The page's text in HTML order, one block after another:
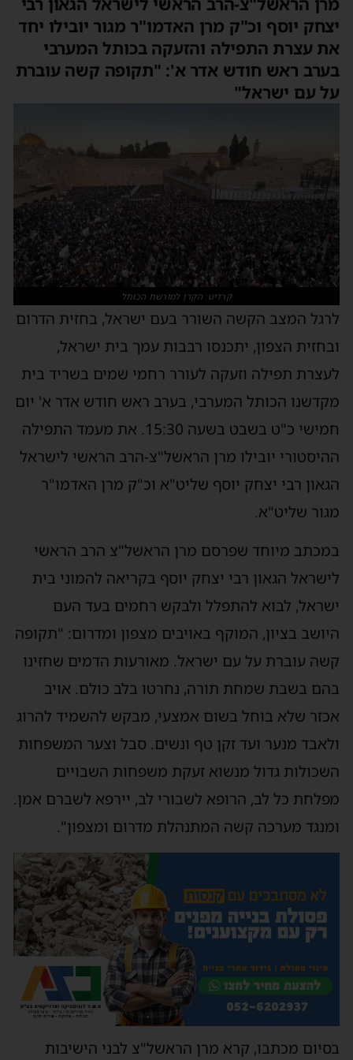
יוסף וכ"ק מרן האדמו"ר מגור יובילו יחד
עצרת התפילה והזעקה בכותל המערבי
ראש חודש אדר א': "תקופה קשה עוברת
עם ישראל"
קרדיט: הקרן למורשת הכותל
המצב הקשה השורר בעם ישראל, בחזית הדרום
הצפון, יתכנסו רבבות עמך בית ישראל,
תפילה וזעקה לעורר רחמי שמים בשריד בית
הכותל המערבי, בערב ראש חודש אדר א' יום
חמישי כ"ט בשבט בשעה 15:30. את מעמד התפילה
יובילו מרן הראשל"צ-הרב הראשי לישראל
רבי יצחק יוסף שליט"א וכ"ק מרן האדמו"ר
שליט"א.
מיוחד שפרסם מרן הראשל"צ הרב הראשי
הגאון רבי יצחק יוסף בקריאה להמוני בית
לבוא להתפלל ולבקש רחמים בעד העם
בציון, המוקף באויבים מצפון ומדרום: "תקופה
עוברת על עם ישראל. מאורעות הדמים שחזינו
בשבת שמחת תורה, נחרטו בלב כולם. אויב
שלא בוחל בשום אמצעי, מבקש להשמיד להרוג
מנער ועד זקן טף ונשים. סבל וצער המשפחות
גדול מנשוא זעקת משפחות השבויים
כל לב, הרופא לשבורי לב, יירפא לשברם אמן.
מערכה קשה המתנהלת מדרום ומצפון".
מכתבו, קרא מרן הראשל"צ לבני הישיבות